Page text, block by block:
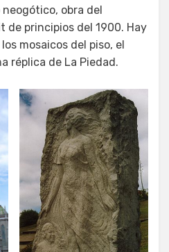
obra del
de principios del 1900. Hay
mosaicos del piso, el
réplica de La Piedad.